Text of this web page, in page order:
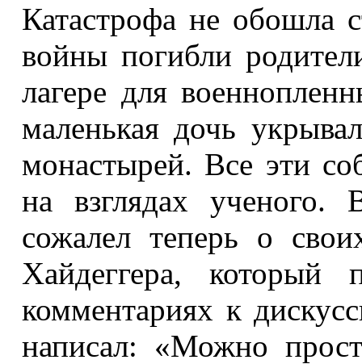
Катастрофа не обошла
войны погибли
лагере для
маленькая дочь
монастырей. Все эти
на взглядах
сожалел теперь о
Хайдеггера,
комментариях к
написал: «Можно